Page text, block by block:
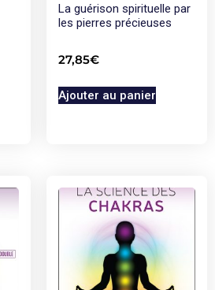
La guérison spirituelle par
les pierres précieuses
27,85€
Ajouter au panier